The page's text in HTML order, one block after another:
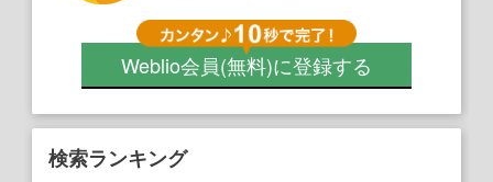
Weblio会員(無料)に登録する
検索ランキング